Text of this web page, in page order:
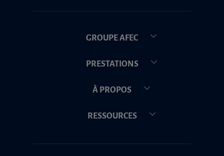
GROUPE AFEC
PRESTATIONS
À PROPOS
RESSOURCES